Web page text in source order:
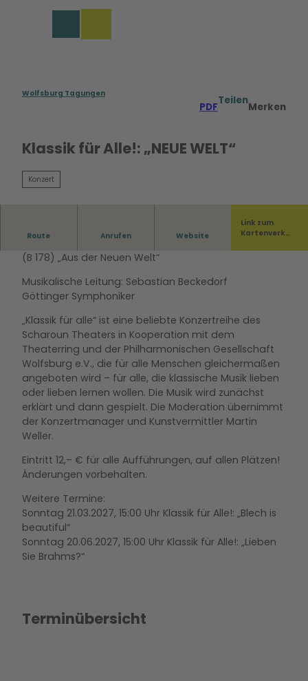
Wolfsburg Tagungen
PDF
Teilen
Merken
Klassik für Alle!: „NEUE WELT“
Konzert
Route Anrufen Website
Link zum
Kartenverka
(B 178) „Aus der Neuen Welt“
Musikalische Leitung: Sebastian Beckedorf
Göttinger Symphoniker
„Klassik für alle“ ist eine beliebte Konzertreihe des
Scharoun Theaters in Kooperation mit dem
Theaterring und der Philharmonischen Gesellschaft
Wolfsburg e.V., die für alle Menschen gleichermaßen
angeboten wird – für alle, die klassische Musik lieben
oder lieben lernen wollen. Die Musik wird zunächst
erklärt und dann gespielt. Die Moderation übernimmt
der Konzertmanager und Kunstvermittler Martin
Weller.
Eintritt 12,– € für alle Aufführungen, auf allen Plätzen!
Änderungen vorbehalten.
Weitere Termine:
Sonntag 21.03.2027, 15:00 Uhr Klassik für Alle!: „Blech is
beautiful“
Sonntag 20.06.2027, 15:00 Uhr Klassik für Alle!: „Lieben
Sie Brahms?“
Terminübersicht